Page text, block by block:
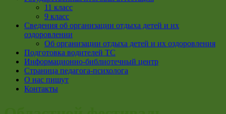
11 класс
9 класс
Сведения об организации отдыха детей и их
оздоровлении
Об организации отдыха детей и их оздоровления
Подготовка водителей ТС
Информационно-библиотечный центр
Страница педагога-психолога
О нас пишут
Контакты